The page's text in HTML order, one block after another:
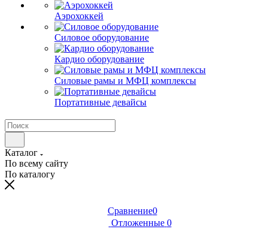
Аэрохоккей
Силовое оборудование
Кардио оборудование
Силовые рамы и МФЦ комплексы
Портативные девайсы
Каталог
По всему сайту
По каталогу
Сравнение0
Отложенные 0